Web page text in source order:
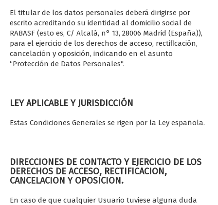
El titular de los datos personales deberá dirigirse por
escrito acreditando su identidad al domicilio social de
RABASF (esto es, C/ Alcalá, n° 13, 28006 Madrid (España)),
para el ejercicio de los derechos de acceso, rectiﬂcación,
cancelación y oposición, indicando en el asunto
“Protección de Datos Personales".
LEY APLICABLE Y JURISDICCIÓN
Estas Condiciones Generales se rigen por la Ley española.
DIRECCIONES DE CONTACTO Y EJERCICIO DE LOS
DERECHOS DE ACCESO, RECTIFICACION,
CANCELACION Y OPOSICION.
En caso de que cualquier Usuario tuviese alguna duda